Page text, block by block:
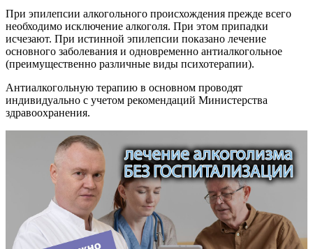
При эпилепсии алкогольного происхождения прежде всего
необходимо исключение алкоголя. При этом припадки
исчезают. При истинной эпилепсии показано лечение
основного заболевания и одновременно антиалкогольное
(преимущественно различные виды психотерапии).
Антиалкогольную терапию в основном проводят
индивидуально с учетом рекомендаций Министерства
здравоохранения.